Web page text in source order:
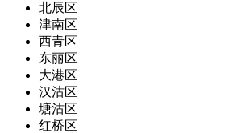
北辰区
津南区
西青区
东丽区
大港区
汉沽区
塘沽区
红桥区